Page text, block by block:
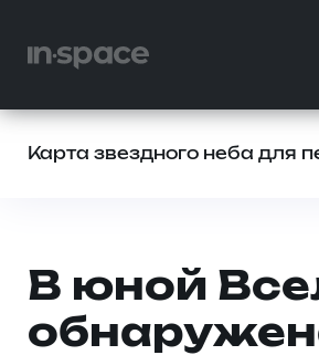
Карта звездного неба для
В юной